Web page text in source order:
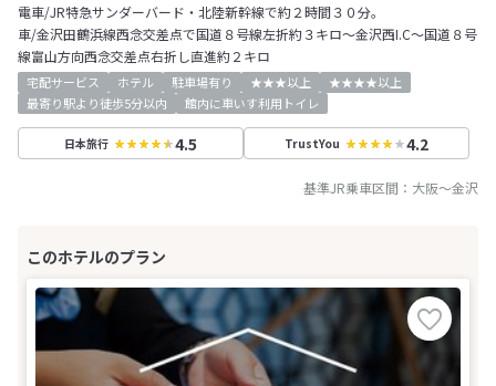
電車/JR特急サンダーバード・北陸新幹線で約２時間３０分。
車/金沢田鶴浜線西念交差点で国道８号線左折約３キロ～金沢西I.C～国道８号
線富山方向西念交差点右折し直進約２キロ
宅配サービス ホテル 駐車場有り ★★★以上
★★★★以上
最寄り駅より徒歩5分以内
館内に車いす利用トイレ
日本旅行 4.5 TrustYou 4.2
基準JR乗車区間： 大阪～金沢